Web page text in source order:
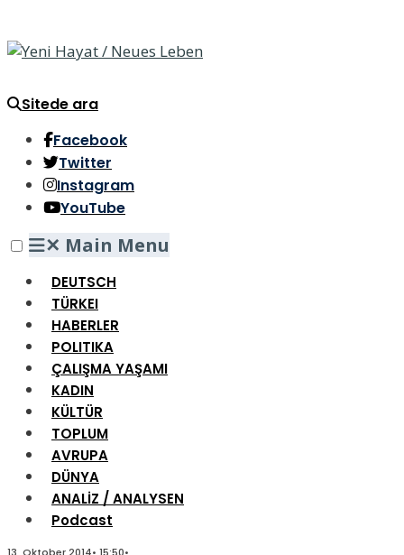
Sitede ara
Facebook
Twitter
Instagram
YouTube
✕ Main Menu
DEUTSCH
TÜRKEI
HABERLER
POLITIKA
ÇALIŞMA YAŞAMI
KADIN
KÜLTÜR
TOPLUM
AVRUPA
DÜNYA
ANALİZ / ANALYSEN
Podcast